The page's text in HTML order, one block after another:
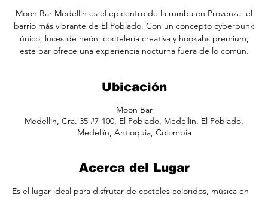
Moon Bar Medellín es el epicentro de la rumba en Provenza, el
barrio más vibrante de El Poblado. Con un concepto cyberpunk
único, luces de neón, coctelería creativa y hookahs premium,
este bar ofrece una experiencia nocturna fuera de lo común.
Ubicación
Moon Bar
Medellín, Cra. 35 #7-100, El Poblado, Medellín, El Poblado,
Medellín, Antioquia, Colombia
Acerca del Lugar
Es el lugar ideal para disfrutar de cocteles coloridos, música en